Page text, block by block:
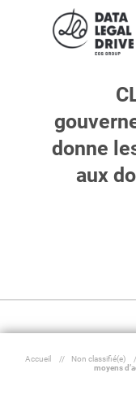
Gratuit
Tarifs adaptés à
Clients
Nos 10 000 clients
Ils témoignent
Partenaires
Devenir partenaire
Trouver un
Agenda
Infographies
Outils
A propos
Notre équipe
donne
aux
Accueil // Non classifié(e)
moyens